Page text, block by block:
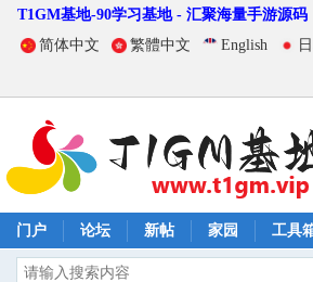
T1GM基地-90学习基地 - 汇聚海量手游源
简体中文
繁體中文 English
门户 论坛 新帖 家园 工具